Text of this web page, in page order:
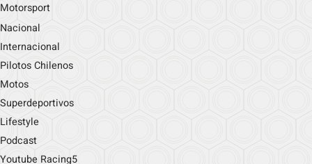
Motorsport
Nacional
Internacional
Pilotos Chilenos
Motos
Superdeportivos
Lifestyle
Podcast
Youtube Racing5